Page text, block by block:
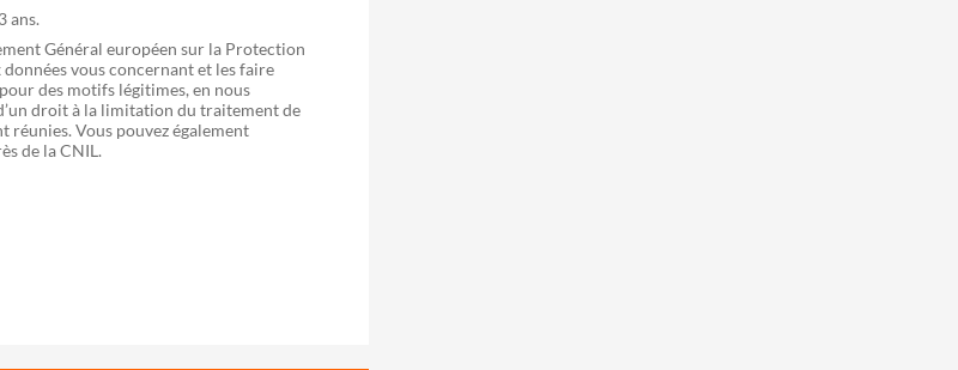
ans.
Général européen sur la Protection
vous concernant et les faire
des motifs légitimes, en nous
droit à la limitation du traitement de
réunies. Vous pouvez également
de la CNIL.